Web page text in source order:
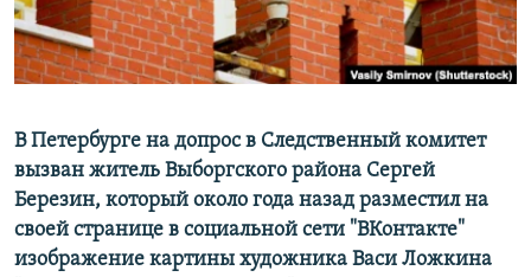
ПОБЕДИТЕЛЕЙ НЕ СУДЯТ?
КРЫМ.НЕПОКОРЕННЫЙ
УКРАИНСКАЯ ПРОБЛЕМА КРЫМА
ПРИСОЕДИНЯЙТЕСЬ!
Все сайты RFE/RL
В Петербурге на допрос в Следственный комитет
вызван житель Выборгского района Сергей
Березин, который около года назад разместил на
своей странице в социальной сети "ВКонтакте"
изображение картины художника Васи Ложкина